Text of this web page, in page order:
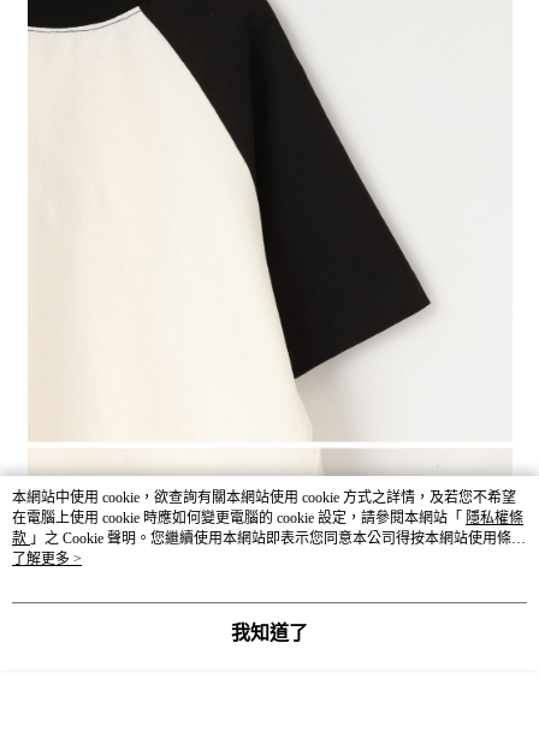
本網站中使用 cookie，欲查詢有關本網站使用 cookie 方式之詳情，及若您不希望
在電腦上使用 cookie 時應如何變更電腦的 cookie 設定，請參閱本網站「 隱私權條
款 」之 Cookie 聲明。您繼續使用本網站即表示您同意本公司得按本網站使用條款
之 Cookie 聲明使用 cookie。
了解更多 >
我知道了